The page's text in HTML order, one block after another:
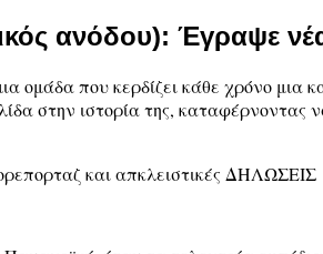
ανόδου): Έγραψε
ομάδα που κερδίζει κάθε χρόνο
στην ιστορία της,
και απκλειστικές ΔΗΛΩΣΕΙΣ